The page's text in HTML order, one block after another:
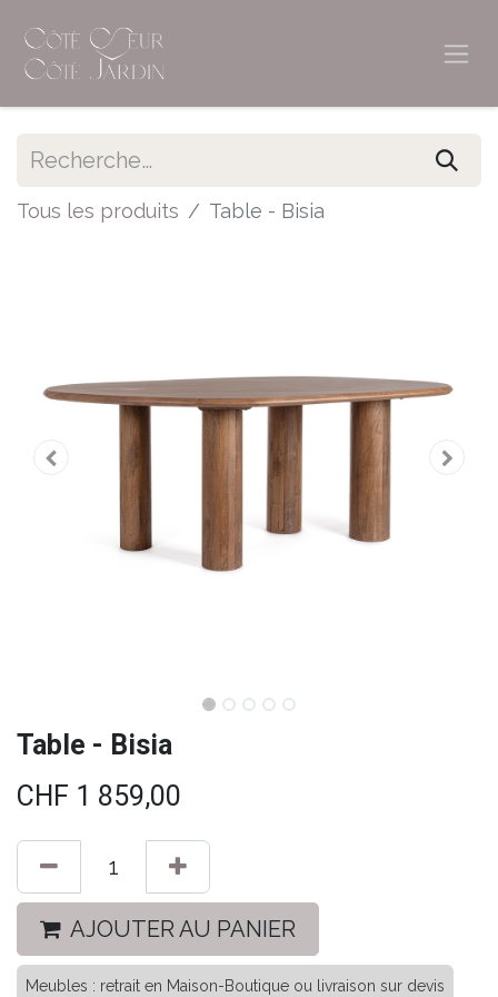
Tous les produits Table - Bisia
Table - Bisia
CHF 1 859,00
AJOUTER AU PANIER
Meubles : retrait en Maison-Boutique ou livraison sur devis